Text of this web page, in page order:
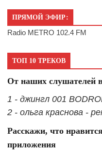
ПРЯМОЙ ЭФИР:
Radio METRO 102.4 FM
ТОП 10 ТРЕКОВ
От наших слушателей
1 - джингл 001
2 - ольга краснова -
Расскажи, что
приложения